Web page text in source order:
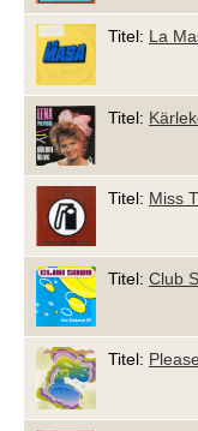
Titel: La
Titel:
Titel: Miss
Titel: Club
Titel: